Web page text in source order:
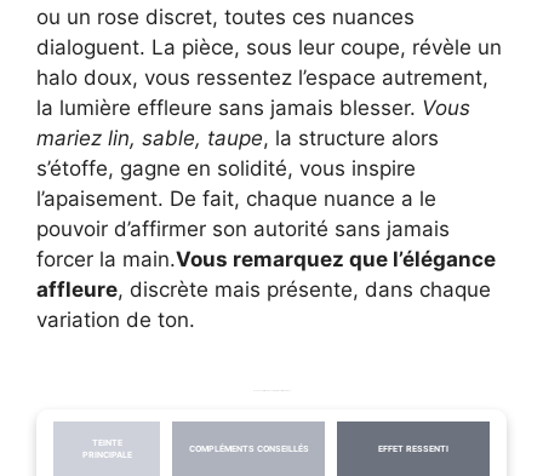
ou un rose discret, toutes ces nuances
dialoguent. La pièce, sous leur coupe, révèle un
halo doux, vous ressentez l’espace autrement,
la lumière effleure sans jamais blesser. Vous
mariez lin, sable, taupe, la structure alors
s’étoffe, gagne en solidité, vous inspire
l’apaisement. De fait, chaque nuance a le
pouvoir d’affirmer son autorité sans jamais
forcer la main.Vous remarquez que l’élégance
affleure, discrète mais présente, dans chaque
variation de ton.
TEINTE
PRINCIPALE
COMPLÉMENTS CONSEILLÉS EFFET RESSENTI